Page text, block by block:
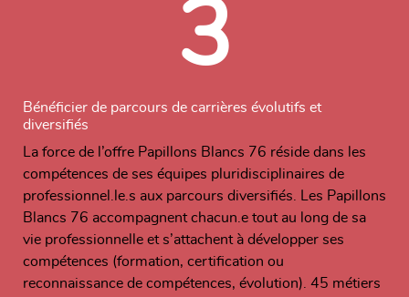
3
Bénéficier de parcours de carrières évolutifs et
diversifiés
La force de l’offre Papillons Blancs 76 réside dans les
compétences de ses équipes pluridisciplinaires de
professionnel.le.s aux parcours diversifiés. Les Papillons
Blancs 76 accompagnent chacun.e tout au long de sa
vie professionnelle et s’attachent à développer ses
compétences (formation, certification ou
reconnaissance de compétences, évolution). 45 métiers